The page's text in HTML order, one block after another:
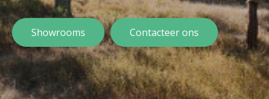
Showrooms Contacteer ons